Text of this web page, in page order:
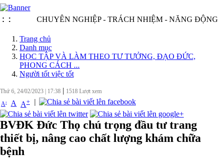
: : CHUYÊN NGHIỆP - TRÁCH NHIỆM - NĂNG ĐỘNG -
Trang chủ
Danh mục
HỌC TẬP VÀ LÀM THEO TƯ TƯỞNG, ĐẠO ĐỨC,
PHONG CÁCH ...
Người tốt việc tốt
Thứ 6, 24/02/2023 17:38 | 1518 Lượt xem
A- A A+ |
BVĐK Đức Thọ chú trọng đầu tư trang
thiết bị, nâng cao chất lượng khám chữa
bệnh